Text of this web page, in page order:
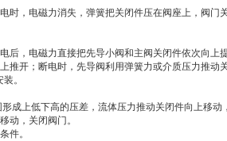
，电磁力消失，弹簧把关闭件压在阀座上，阀门关
后，电磁力直接把先导小阀和主阀关闭件依次向
开；断电时，先导阀利用弹簧力或介质压力推动
。
成上低下高的压差，流体压力推动关闭件向上移
动，关闭阀门。
件。